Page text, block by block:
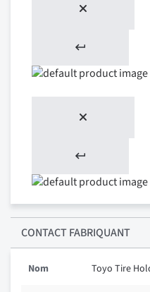
CONTACT FABRIQUANT
Nom Toyo Tire